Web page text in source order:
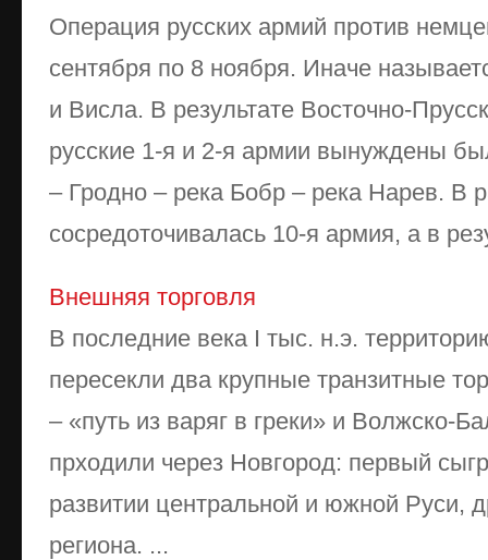
Операция русских армий против
сентября по 8 ноября. Иначе
и Висла. В результате Восточно-
русские 1-я и 2-я армии вынуждены
– Гродно – река Бобр – река Нарев. В
сосредоточивалась 10-я армия, а в
Внешняя торговля
В последние века I тыс. н.э.
пересекли два крупные транзитные
– «путь из варяг в греки» и Волжско-
прходили через Новгород: первый
развитии центральной и южной Руси,
региона. ...